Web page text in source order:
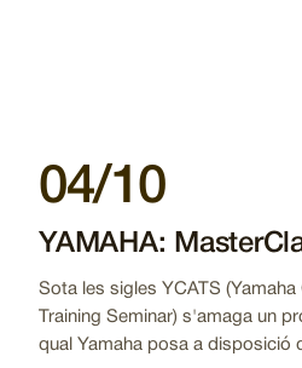
04/10
YAMAHA:
Sota les sigles YCATS
Training Seminar) s'amaga un
qual Yamaha posa a disposició